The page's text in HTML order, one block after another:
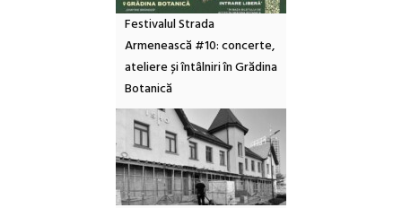
Festivalul Strada
Armenească #10: concerte,
ateliere și întâlniri în Grădina
Botanică